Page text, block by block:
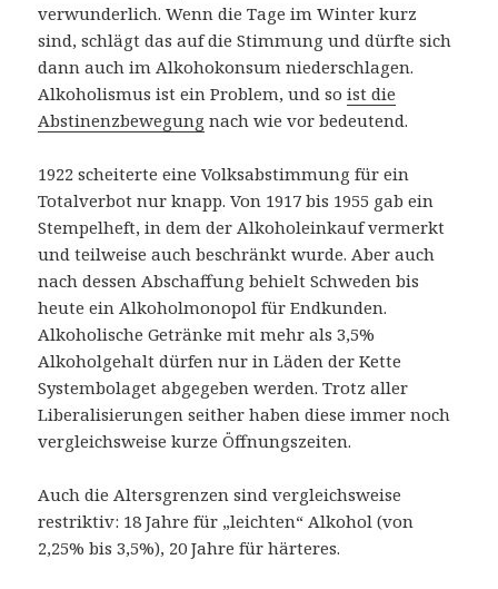
verwunderlich. Wenn die Tage im Winter kurz
sind, schlägt das auf die Stimmung und dürfte sich
dann auch im Alkohokonsum niederschlagen.
Alkoholismus ist ein Problem, und soist die
Abstinenzbewegung nach wie vor bedeutend.
1922 scheiterte eine Volksabstimmung für ein
Totalverbot nur knapp. Von 1917 bis 1955 gab ein
Stempelheft, in dem der Alkoholeinkauf vermerkt
und teilweise auch beschränkt wurde. Aber auch
nach dessen Abschaffung behielt Schweden bis
heute ein Alkoholmonopol für Endkunden.
Alkoholische Getränke mit mehr als 3,5%
Alkoholgehalt dürfen nur in Läden der Kette
Systembolaget abgegeben werden. Trotz aller
Liberalisierungen seither haben diese immer noch
vergleichsweise kurze Öffnungszeiten.
Auch die Altersgrenzen sind vergleichsweise
restriktiv: 18 Jahre für „leichten“ Alkohol (von
2,25% bis 3,5%), 20 Jahre für härteres.